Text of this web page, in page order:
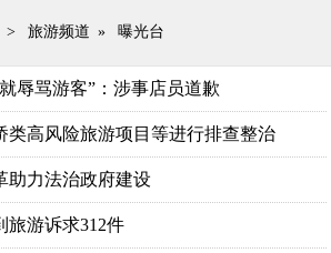
> 旅游频道 » 曝光台
辱骂游客”：涉事店员道歉
类高风险旅游项目等进行排查整治
助力法治政府建设
旅游诉求312件